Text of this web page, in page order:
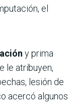
el
y prima
le atribuyen,
lesión de
acercó algunos